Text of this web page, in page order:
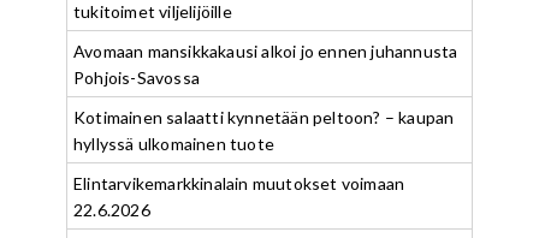
tukitoimet viljelijöille
Avomaan mansikkakausi alkoi jo ennen juhannusta
Pohjois-Savossa
Kotimainen salaatti kynnetään peltoon? – kaupan
hyllyssä ulkomainen tuote
Elintarvikemarkkinalain muutokset voimaan
22.6.2026